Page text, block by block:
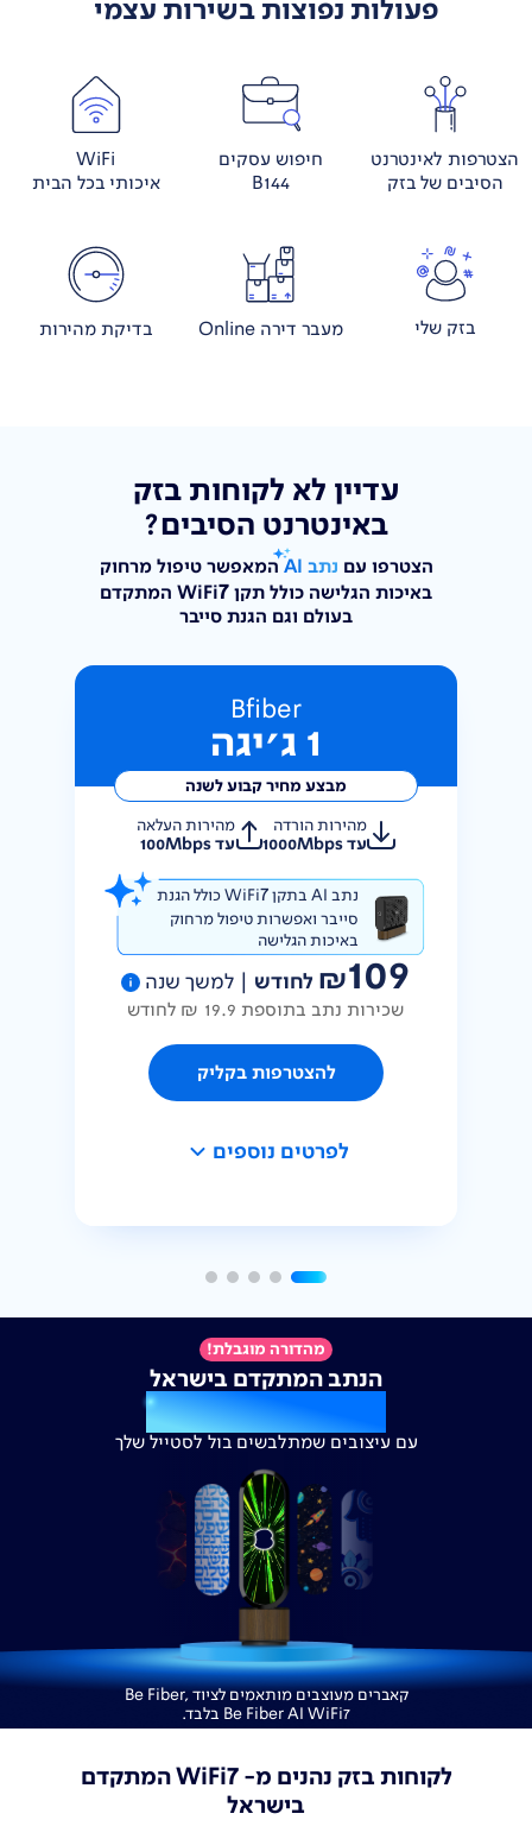
פעולות נפוצות בשירות עצמי
הצטרפות לאינטרנט
הסיבים של בזק
חיפוש עסקים
B144
WiFi
איכותי בכל הבית
בזק שלי מעבר דירה Online בדיקת מהירות
עדיין לא לקוחות בזק
באינטרנט הסיבים?
הצטרפו עם נתב AI
המאפשר טיפול מרחוק
באיכות הגלישה כולל תקן WiFi7
המתקדם
בעולם וגם הגנת סייבר
Bfiber
1 ג׳יגה
מבצע מחיר קבוע לשנה
מהירות הורדה
עד 1000Mbps
מהירות העלאה
עד 100Mbps
נתב AI בתקן WiFi 7
כולל הגנת
סייבר ואפשרות טיפול מרחוק
באיכות הגלישה
₪109 לחודש | למשך שנה
שכירות נתב בתוספת 19.9 ₪ לחודש
להצטרפות בקליק
לפרטים נוספים
מהדורה מוגבלת!
הנתב המתקדם בישראל
מקבל לוק חדש
עם עיצובים שמתלבשים בול לסטייל שלך
קאברים מעוצבים מותאמים לציוד Be Fiber,
Be Fiber AI WiFi7 בלבד.
לקוחות בזק נהנים מ- WiFi7
המתקדם
בישראל